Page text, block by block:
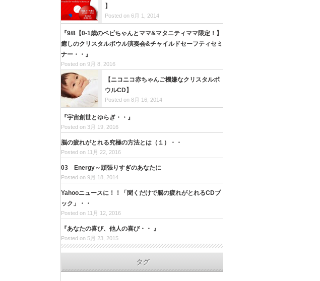
】
Posted on 6月 1, 2014
『9/8【0-1歳のベビちゃんとママ&マタニティママ限定！】
癒しのクリスタルボウル演奏会&チャイルドセーフティセミ
ナー・・』
Posted on 9月 8, 2016
【ニコニコ赤ちゃんご機嫌なクリスタルボ
ウルCD】
Posted on 8月 16, 2014
『宇宙創世とゆらぎ・・』
Posted on 3月 19, 2016
脳の疲れがとれる究極の方法とは（１）・・
Posted on 11月 22, 2016
03 Energy～頑張りすぎのあなたに
Posted on 9月 18, 2014
Yahooニュースに！！「聞くだけで脳の疲れがとれるCDブ
ック」・・
Posted on 11月 12, 2016
『あなたの喜び、他人の喜び・・ 』
Posted on 5月 23, 2015
タグ